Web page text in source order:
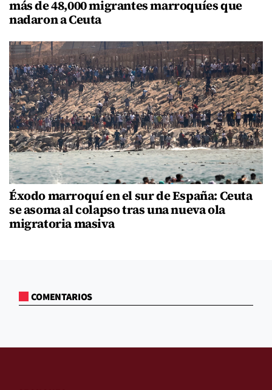
más de 48,000 migrantes marroquíes que
nadaron a Ceuta
Éxodo marroquí en el sur de España: Ceuta
se asoma al colapso tras una nueva ola
migratoria masiva
COMENTARIOS